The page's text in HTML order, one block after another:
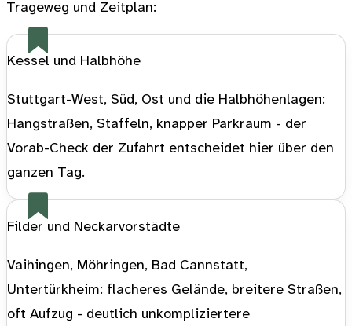
Trageweg und Zeitplan:
Kessel und Halbhöhe
Stuttgart-West, Süd, Ost und die Halbhöhenlagen:
Hangstraßen, Staffeln, knapper Parkraum - der
Vorab-Check der Zufahrt entscheidet hier über den
ganzen Tag.
Filder und Neckarvorstädte
Vaihingen, Möhringen, Bad Cannstatt,
Untertürkheim: flacheres Gelände, breitere Straßen,
oft Aufzug - deutlich unkompliziertere